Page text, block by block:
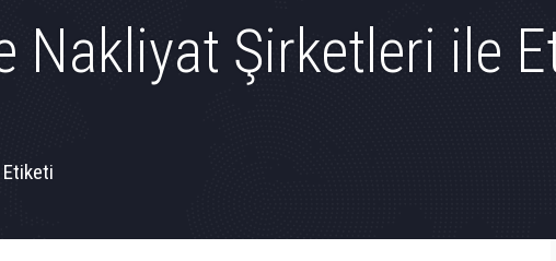
Nakliyat Şirketleri ile
Etiketi